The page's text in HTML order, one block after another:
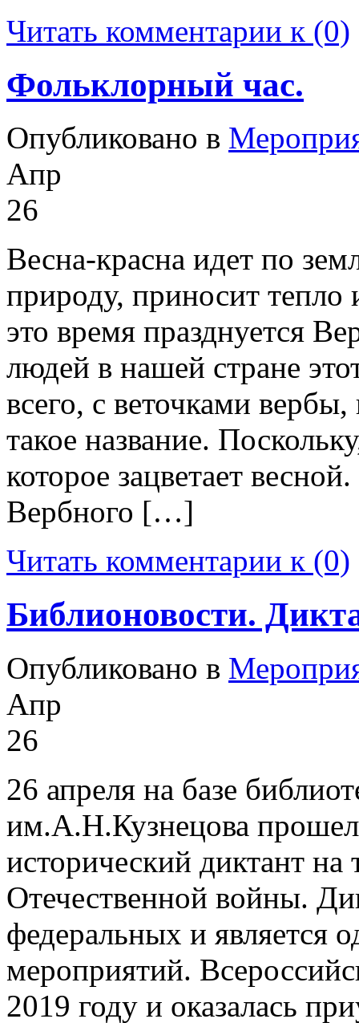
Читать комментарии к (0)
Фольклорный час.
Опубликовано в
Апр
26
Весна-красна идет по
природу, приносит
это время празднуется
людей в нашей стране
всего, с веточками
такое название.
которое зацветает
Вербного […]
Читать комментарии к (0)
Библионовости.
Опубликовано в
Апр
26
26 апреля на базе
им.А.Н.Кузнецова
исторический диктант
Отечественной войны.
федеральных и является
мероприятий.
2019 году и оказалась